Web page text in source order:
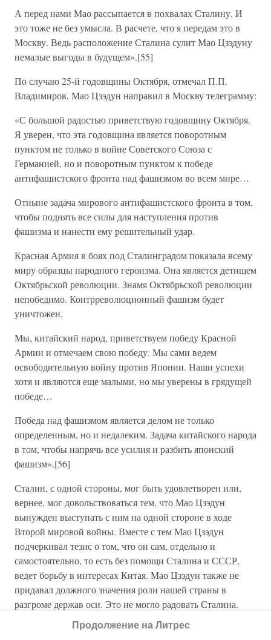
А перед нами Мао рассыпается в похвалах Сталину. И
это тоже не без умысла. В расчете, что я передам это в
Москву. Ведь расположение Сталина сулит Мао Цзэдуну
немалые выгоды в будущем».[55]
По случаю 25-й годовщины Октября, отмечал П.П.
Владимиров, Мао Цзэдун направил в Москву телеграмму:
«С большой радостью приветствую годовщину Октября.
Я уверен, что эта годовщина является поворотным
пунктом не только в войне Советского Союза с
Германией, но и поворотным пунктом к победе
антифашистского фронта над фашизмом во всем мире…
Отныне задача мирового антифашистского фронта в том,
чтобы поднять все силы для наступления против
фашизма и нанести ему решительный удар.
Красная Армия в боях под Сталинградом показала всему
миру образцы народного героизма. Она является детищем
Октябрьской революции. Знамя Октябрьской революции
непобедимо. Контрреволюционный фашизм будет
уничтожен.
Мы, китайский народ, приветствуем победу Красной
Армии и отмечаем свою победу. Мы сами ведем
освободительную войну против Японии. Наши успехи
хотя и являются еще малыми, но мы уверены в грядущей
победе…
Победа над фашизмом является делом не только
определенным, но и недалеким. Задача китайского народа
в том, чтобы напрячь все усилия и разбить японский
фашизм».[56]
Сталин, с одной стороны, мог быть удовлетворен или,
вернее, мог довольствоваться тем, что Мао Цзэдун
вынужден выступать с ним на одной стороне в ходе
Второй мировой войны. Вместе с тем Мао Цзэдун
подчеркивал тезис о том, что он сам, отдельно и
самостоятельно, то есть без помощи Сталина и СССР,
ведет борьбу в интересах Китая. Мао Цзэдун также не
придавал должного значения роли нашей страны в
разгроме держав оси. Это не могло радовать Сталина.
Характеризуя выводы, к которым приходили те несколько
Продолжение на Литрес